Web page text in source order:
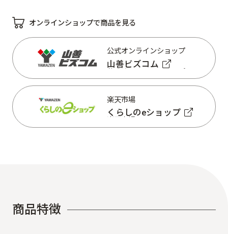
オンラインショップで商品を見る
公式オンラインショップ
山善ビズコム
山善ビズコム
楽天市場
くらしのeショップ
商品特徴